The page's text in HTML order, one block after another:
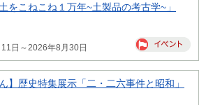
をこねこね１万年~土製品の考古学~」
日～2026年8月30日
】歴史特集展示「二・二六事件と昭和」